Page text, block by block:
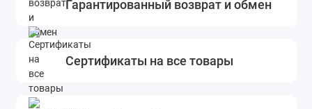
Гарантированный возврат и обмен
Сертификаты на все товары